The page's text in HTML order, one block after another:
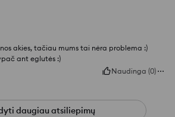
akies, tačiau mums tai nėra problema :)
ant eglutės :)
Naudinga (0)
daugiau atsiliepimų